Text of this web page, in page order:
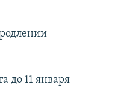
до 11 января